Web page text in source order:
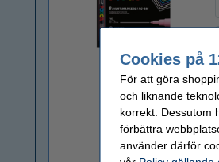
Zoom
Cookies på
För att göra
och liknande
korrekt. Dessutom
förbättra
använder därför